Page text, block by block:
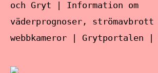
och Gryt | Information om
väderprognoser, strömavbrott
webbkameror | Grytportalen |